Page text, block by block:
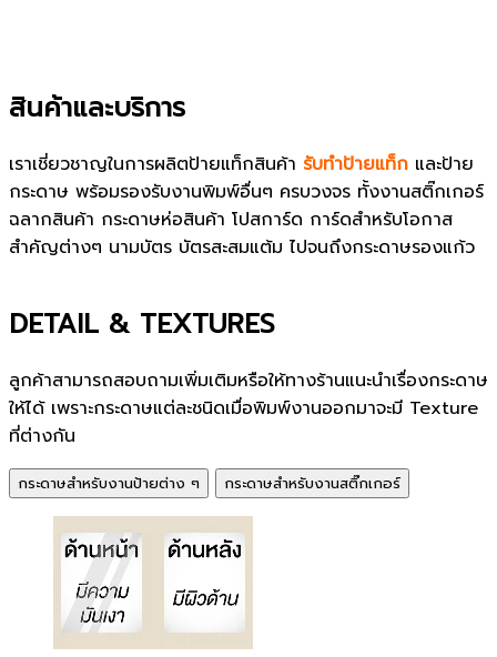
สินค้าและบริการ
เราเชี่ยวชาญในการผลิตป้ายแท็กสินค้า รับทำป้ายแท็ก และป้าย
กระดาษ พร้อมรองรับงานพิมพ์อื่นๆ ครบวงจร ทั้งงานสติ๊กเกอร์
ฉลากสินค้า กระดาษห่อสินค้า โปสการ์ด การ์ดสำหรับโอกาส
สำคัญต่างๆ นามบัตร บัตรสะสมแต้ม ไปจนถึงกระดาษรองแก้ว
DETAIL & TEXTURES
ลูกค้าสามารถสอบถามเพิ่มเติมหรือให้ทางร้านแนะนำเรื่องกระดาษ
ให้ได้ เพราะกระดาษแต่ละชนิดเมื่อพิมพ์งานออกมาจะมี Texture
ที่ต่างกัน
กระดาษสำหรับงานป้ายต่าง ๆ กระดาษสำหรับงานสติ๊กเกอร์